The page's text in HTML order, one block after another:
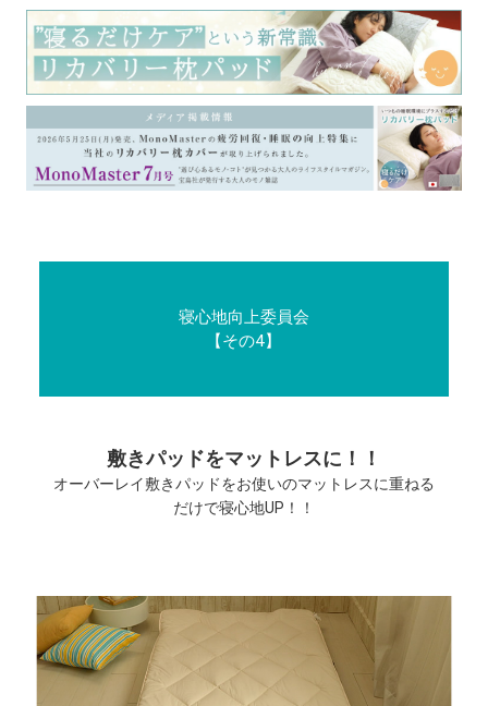
寝心地向上委員会
【その4】
敷きパッドをマットレスに！！
オーバーレイ敷きパッドをお使いのマットレスに重ねる
だけで寝心地UP！！